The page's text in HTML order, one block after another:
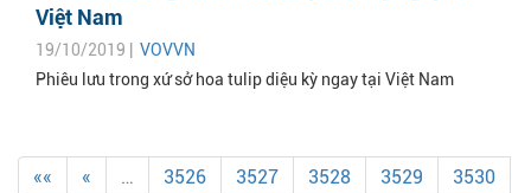
Việt Nam
19/10/2019 | VOVVN
Phiêu lưu trong xứ sở hoa tulip diệu kỳ ngay tại Việt Nam
«« « … 3526 3527 3528 3529
3530